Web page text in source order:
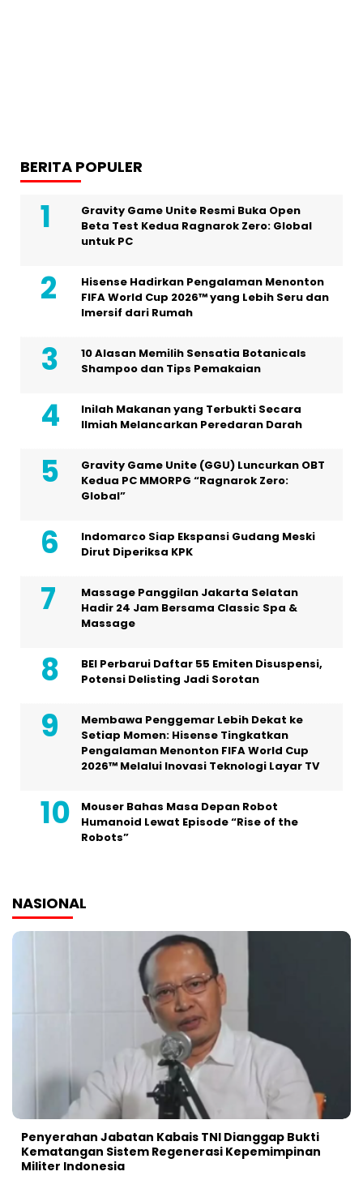
BERITA POPULER
Gravity Game Unite Resmi Buka Open
Beta Test Kedua Ragnarok Zero: Global
untuk PC
Hisense Hadirkan Pengalaman Menonton
FIFA World Cup 2026™ yang Lebih Seru dan
Imersif dari Rumah
10 Alasan Memilih Sensatia Botanicals
Shampoo dan Tips Pemakaian
Inilah Makanan yang Terbukti Secara
Ilmiah Melancarkan Peredaran Darah
Gravity Game Unite (GGU) Luncurkan OBT
Kedua PC MMORPG “Ragnarok Zero:
Global”
Indomarco Siap Ekspansi Gudang Meski
Dirut Diperiksa KPK
Massage Panggilan Jakarta Selatan
Hadir 24 Jam Bersama Classic Spa &
Massage
BEI Perbarui Daftar 55 Emiten Disuspensi,
Potensi Delisting Jadi Sorotan
Membawa Penggemar Lebih Dekat ke
Setiap Momen: Hisense Tingkatkan
Pengalaman Menonton FIFA World Cup
2026™ Melalui Inovasi Teknologi Layar TV
Mouser Bahas Masa Depan Robot
Humanoid Lewat Episode “Rise of the
Robots”
NASIONAL
Penyerahan Jabatan Kabais TNI Dianggap Bukti
Kematangan Sistem Regenerasi Kepemimpinan
Militer Indonesia